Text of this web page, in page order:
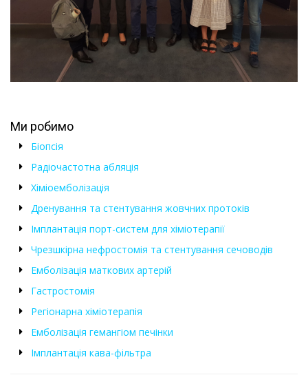
Ми робимо
Біопсія
Радіочастотна абляція
Хіміоемболізація
Дренування та стентування жовчних протоків
Імплантація порт-систем для хіміотерапії
Чрезшкірна нефростомія та стентування сечоводів
Емболізація маткових артерій
Гастростомія
Регіонарна хіміотерапія
Емболізація гемангіом печінки
Імплантація кава-фільтра